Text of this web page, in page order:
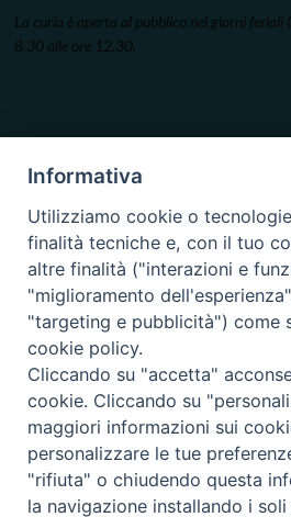
La curia è aperta al pubblico nei giorni feriali
8.30 alle ore 12.30.
Copyright © 2019. Arcidiocesi di Ancona-
Informativa
Utilizziamo cookie o
finalità tecniche e, con il tuo
altre finalità ("interazioni e
"miglioramento
"targeting e pubblicità") come
cookie policy.
Cliccando su "accetta"
cookie. Cliccando su
maggiori informazioni sui
personalizzare le tue
"rifiuta" o chiudendo questa
la navigazione installando i